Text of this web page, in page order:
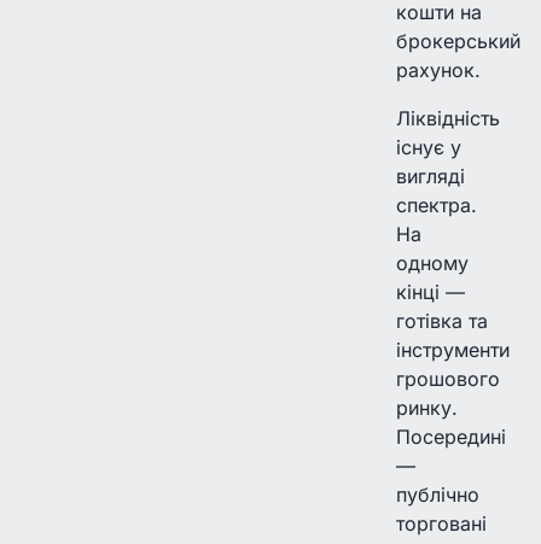
кошти на
брокерський
рахунок.
Ліквідність
існує у
вигляді
спектра.
На
одному
кінці —
готівка та
інструменти
грошового
ринку.
Посередині
—
публічно
торговані